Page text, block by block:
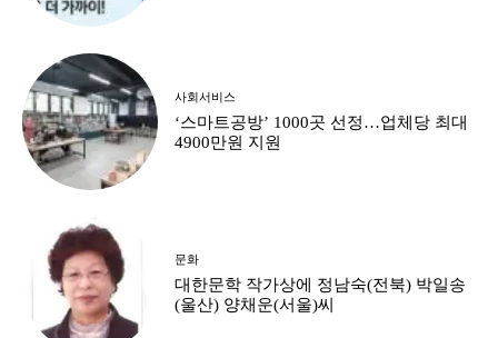
사회서비스
‘스마트공방’ 1000곳 선정…업체당 최대
4900만원 지원
문화
대한문학 작가상에 정남숙(전북) 박일송
(울산) 양채운(서울)씨